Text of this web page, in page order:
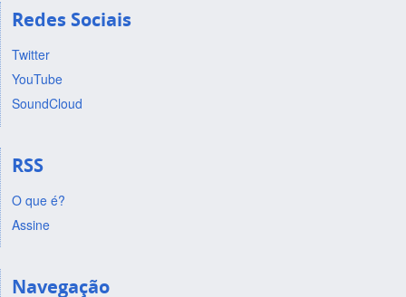
Redes Sociais
Twitter
YouTube
SoundCloud
RSS
O que é?
Assine
Navegação